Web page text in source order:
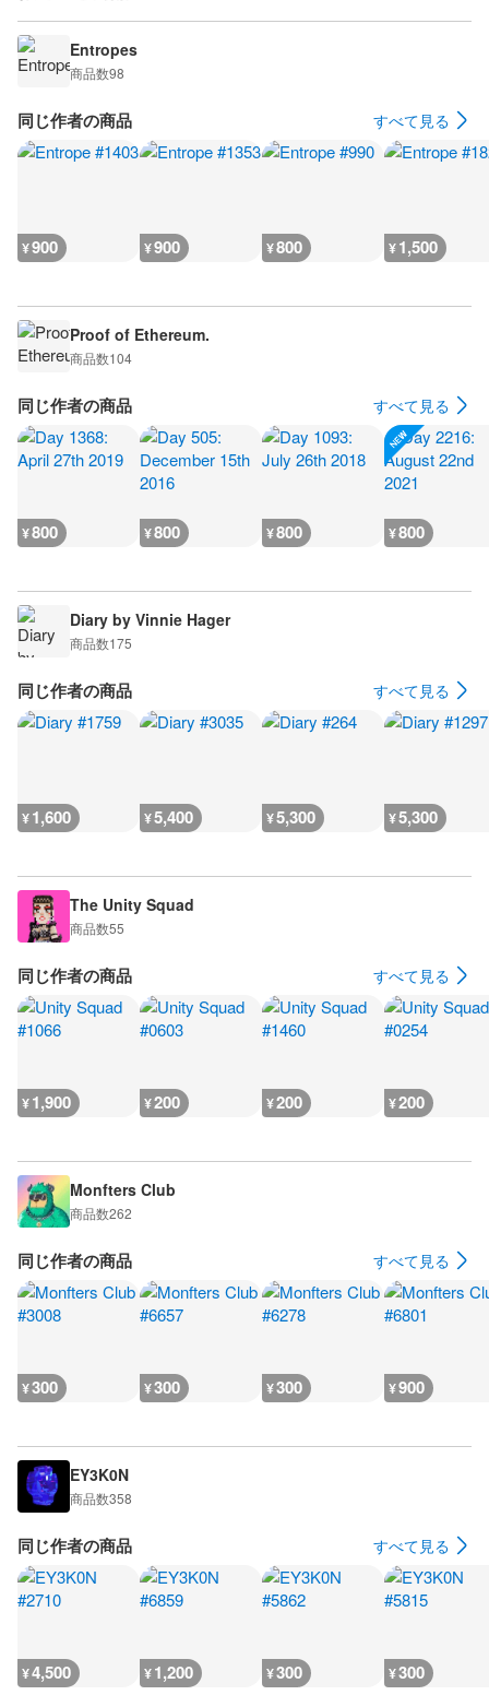
Entropes
商品数98
同じ作者の商品 すべて見る
¥900 ¥900 ¥800 ¥1,500
Proof of Ethereum.
商品数104
同じ作者の商品 すべて見る
¥800 ¥800 ¥800 ¥800
Diary by Vinnie Hager
商品数175
同じ作者の商品 すべて見る
¥1,600 ¥5,400 ¥5,300 ¥5,300
The Unity Squad
商品数55
同じ作者の商品 すべて見る
¥1,900 ¥200 ¥200 ¥200
Monfters Club
商品数262
同じ作者の商品 すべて見る
¥300 ¥300 ¥300 ¥900
EY3K0N
商品数358
同じ作者の商品 すべて見る
¥4,500 ¥1,200 ¥300 ¥300